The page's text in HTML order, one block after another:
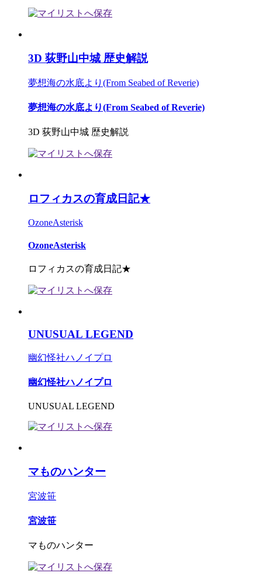
3D 荻野山中城 歴史解説
夢想海の水底より(From Seabed of Reverie)
夢想海の水底より(From Seabed of Reverie)
3D 荻野山中城 歴史解説
ロフィカスの育成日記★
OzoneAsterisk
OzoneAsterisk
ロフィカスの育成日記★
UNUSUAL LEGEND
幽幻怪社ハノイプロ
幽幻怪社ハノイプロ
UNUSUAL LEGEND
マものハンター
宮波笹
宮波笹
マものハンター